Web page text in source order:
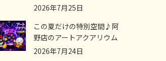
2026年7月25日
この夏だけの特別空間♪阿
野店のアートアクアリウム
2026年7月24日